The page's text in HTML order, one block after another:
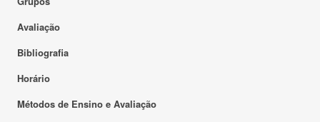
Avaliação
Bibliografia
Horário
Métodos de Ensino e Avaliação